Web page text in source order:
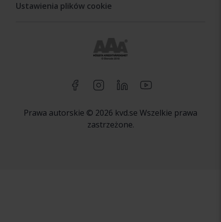
Ustawienia plików cookie
Prawa autorskie © 2026 kvd.se Wszelkie prawa
zastrzeżone.